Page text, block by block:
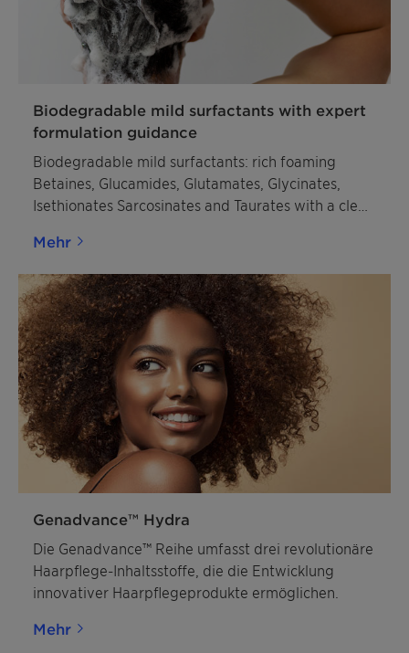
Biodegradable mild surfactants with expert
formulation guidance
Biodegradable mild surfactants: rich foaming
Betaines, Glucamides, Glutamates, Glycinates,
Isethionates Sarcosinates and Taurates with a clear
Mehr
Genadvance™ Hydra
Die Genadvance™ Reihe umfasst drei revolutionäre
Haarpflege-Inhaltsstoffe, die die Entwicklung
innovativer Haarpflegeprodukte ermöglichen.
Mehr